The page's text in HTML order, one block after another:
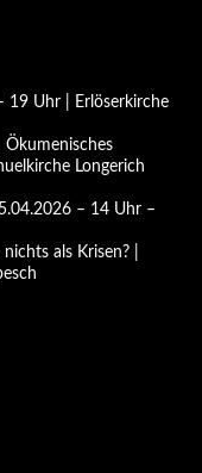
19 Uhr | Erlöserkirche
Longerich
– 14 Uhr –
als Krisen? |